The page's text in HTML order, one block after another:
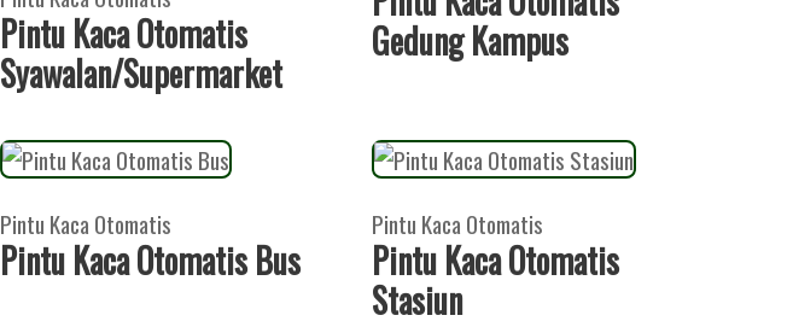
Pintu Kaca Otomatis
Syawalan/Supermarket
Gedung Kampus
Pintu Kaca Otomatis
Pintu Kaca Otomatis Bus
Pintu Kaca Otomatis
Pintu Kaca Otomatis
Stasiun